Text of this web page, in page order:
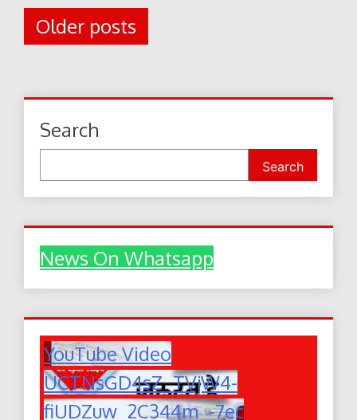
Posts
Older posts
Search
Search
News On Whatsapp
YouTube Video
UCTNsGD4sZ_TVjW4-
fiUDZuw_2C344m_-7ec